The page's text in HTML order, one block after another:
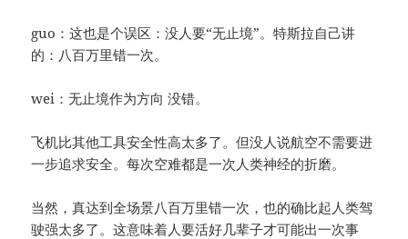
guo：这也是个误区：没人要“无止境”。特斯拉自己讲
的：八百万里错一次。
wei：无止境作为方向 没错。
飞机比其他工具安全性高太多了。但没人说航空不需要进
一步追求安全。每次空难都是一次人类神经的折磨。
当然，真达到全场景八百万里错一次，也的确比起人类驾
驶强太多了。这意味着人要活好几辈子才可能出一次事